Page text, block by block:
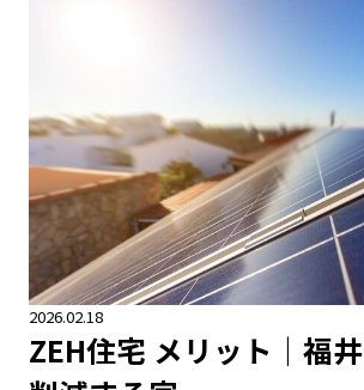
2026.02.18
ZEH住宅 メリット｜福